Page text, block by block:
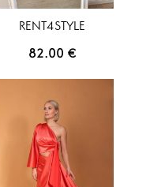
RENT4STYLE
82.00 €